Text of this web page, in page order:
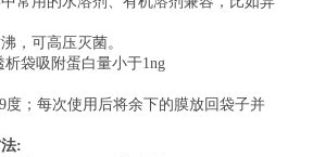
，可高压灭菌。
袋吸附蛋白量小于1ng
度；每次使用后将余下的膜放回袋子并
: